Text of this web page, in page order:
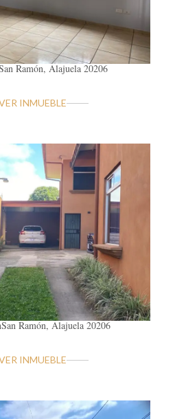
Ramón, Alajuela 20206
INMUEBLE
San Ramón, Alajuela 20206
INMUEBLE